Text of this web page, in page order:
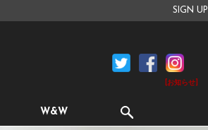
SIGN UP
[お知らせ]
W&W